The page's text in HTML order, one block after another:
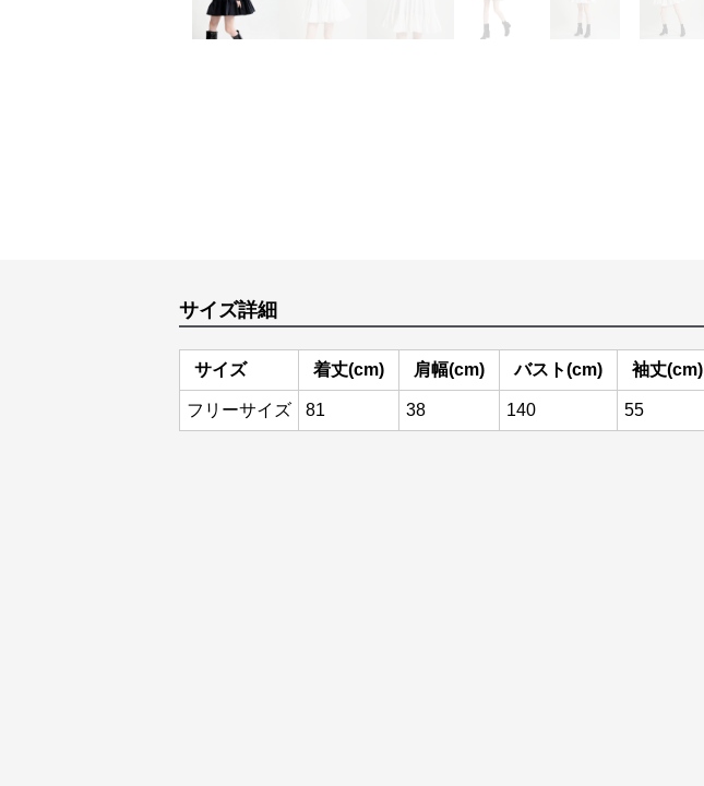
サイズ詳細
サイズ 着丈(cm) 肩幅(cm) バスト(cm) 袖丈(cm)
フリーサイズ 81 38 140 55